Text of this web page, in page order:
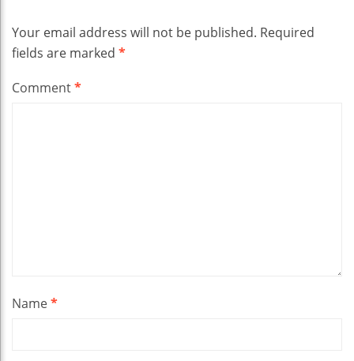
Your email address will not be published. Required
fields are marked *
Comment*
Name*